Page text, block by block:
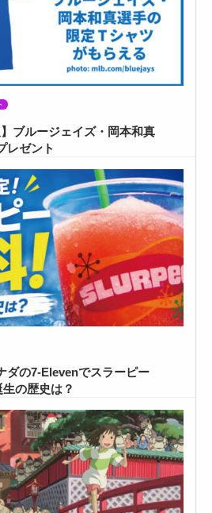
】ブルージェイズ・岡本和真
レゼント
ダの7-Elevenでスラーピー
の歴史は？